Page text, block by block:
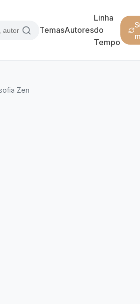
TemasAutores
Linha
do
Tempo
Zen